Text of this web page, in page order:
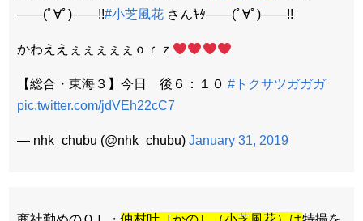
――(ﾟ∀ﾟ)――!!#小芝風花 さんｷﾀ――(ﾟ∀ﾟ)――!!
かわええぇぇぇぇぇｏｒｚ
【総合・東海３】今日 後６：１０ #トクサツガガガ
pic.twitter.com/jdVEh22cC7
— nhk_chubu (@nhk_chubu) January 31, 2019